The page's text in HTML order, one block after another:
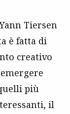
Tiersen
è fatta di
creativo
più
il